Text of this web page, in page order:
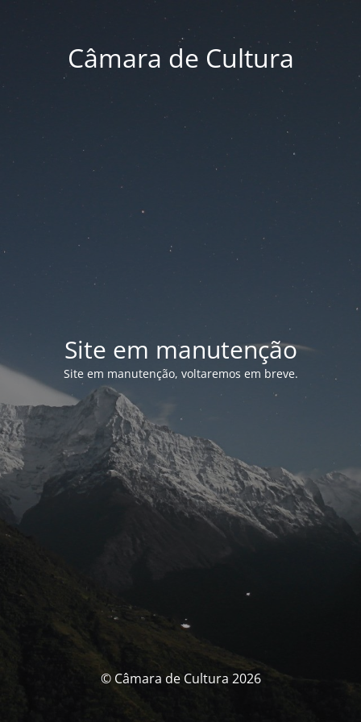
Câmara de Cultura
Site em manutenção
Site em manutenção, voltaremos em breve.
© Câmara de Cultura 2026